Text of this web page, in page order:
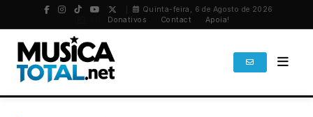
Quinta-feira, 6 de Agosto de 2026
Donativos Contact Apoia!